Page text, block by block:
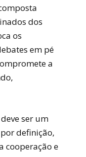
dos
os
em pé
a
ser um
definição,
cooperação e